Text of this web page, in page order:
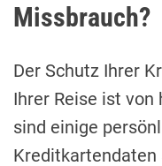
Missbrauch?
Der Schutz Ihrer
Ihrer Reise ist
sind einige
Kreditkartendaten